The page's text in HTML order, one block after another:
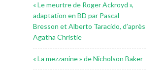
« Le meurtre de Roger Ackroyd »,
adaptation en BD par Pascal
Bresson et Alberto Taracido, d’après
Agatha Christie
« La mezzanine » de Nicholson Baker